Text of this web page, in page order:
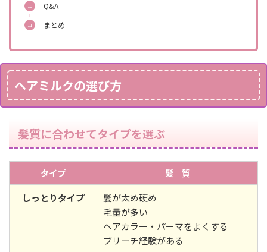
Q&A
まとめ
ヘアミルクの選び方
髪質に合わせてタイプを選ぶ
タイプ
髪 質
しっとりタイプ
髪が太め硬め
毛量が多い
ヘアカラー・パーマをよくする
ブリーチ経験がある